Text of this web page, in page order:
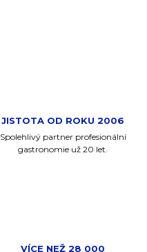
JISTOTA OD ROKU 2006
Spolehlivý partner profesionální
gastronomie už 20 let.
VÍCE NEŽ 28 000